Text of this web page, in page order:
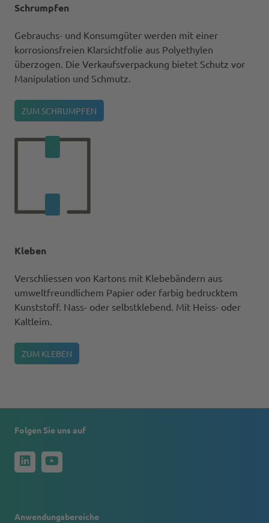
Schrumpfen
Gebrauchs- und Konsumgüter werden mit einer
korrosionsfreien Klarsichtfolie aus Polyethylen
überzogen. Die Verkaufsverpackung bietet Schutz vor
Manipulation und Schmutz.
ZUM SCHRUMPFEN
Kleben
Verschliessen von Kartons mit Klebebändern aus
umweltfreundlichem Papier oder farbig bedrucktem
Kunststoff. Nass- oder selbstklebend. Mit Heiss- oder
Kaltleim.
ZUM KLEBEN
Folgen Sie uns auf
Anwendungsbereiche